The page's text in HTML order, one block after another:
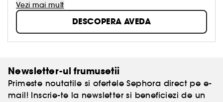
societate.
Vezi mai mult
DESCOPERA AVEDA
Newsletter-ul frumusetii
Primeste noutatile si ofertele Sephora direct pe e-
mail! Inscrie-te la newsletter si beneficiezi de un